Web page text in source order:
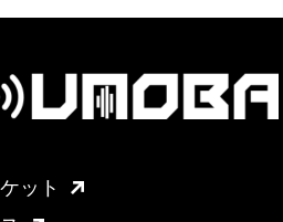
ット